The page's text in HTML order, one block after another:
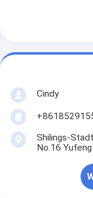
Neuigkeiten
Rechtssachen
Cindy
Shilings-
No.16 Yufeng